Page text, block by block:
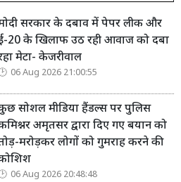
सरकार के दबाव में पेपर लीक और
20 के खिलाफ उठ रही आवाज को दबा
मेटा- केजरीवाल
06 Aug 2026 21:00:55
सोशल मीडिया हैंडल्स पर पुलिस
अमृतसर द्वारा दिए गए बयान को
मरोड़कर लोगों को गुमराह करने की
06 Aug 2026 20:48:48